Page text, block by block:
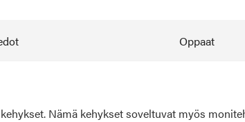
Oppaat
Nämä kehykset soveltuvat myös